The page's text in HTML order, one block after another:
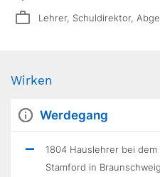
Lehrer, Schuldirektor,
Wirken
Werdegang
1804 Hauslehrer bei
Stamford in Braunschweig